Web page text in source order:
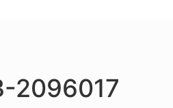
2096017